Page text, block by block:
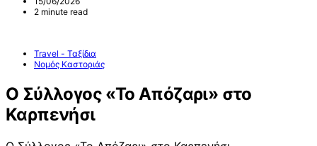
2 minute read
Travel - Ταξίδια
Νομός Καστοριάς
Ο Σύλλογος «Το Απόζαρι» στο
Καρπενήσι